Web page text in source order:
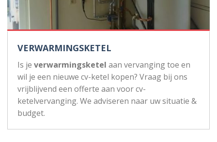
VERWARMINGSKETEL
Is je verwarmingsketel aan vervanging toe en
wil je een nieuwe cv-ketel kopen? Vraag bij ons
vrijblijvend een offerte aan voor cv-
ketelvervanging. We adviseren naar uw situatie &
budget.